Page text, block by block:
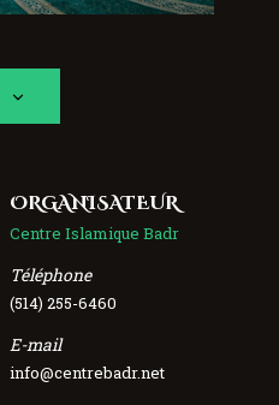
ORGANISATEUR
Centre Islamique Badr
Téléphone
(514) 255-6460
E-mail
info@centrebadr.net